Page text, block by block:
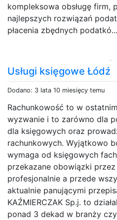
kompleksowa obsługę firm,
najlepszych rozwiązań
płacenia zbędnych podatkó...
Usługi księgowe Łódź
Dodano: 3 lata 10 miesięcy temu
Rachunkowość to w
wyzwanie i to zarówno dla
dla księgowych oraz
rachunkowych. Wyjątkowo
wymaga od księgowych
przekazane obowiązki
profesjonalnie a przede
aktualnie panującymi
KAŹMIERCZAK Sp.j. to
ponad 3 dekad w branży